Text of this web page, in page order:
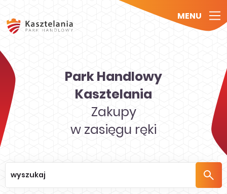
MENU
Park Handlowy
Kasztelania
Zakupy
w zasięgu ręki